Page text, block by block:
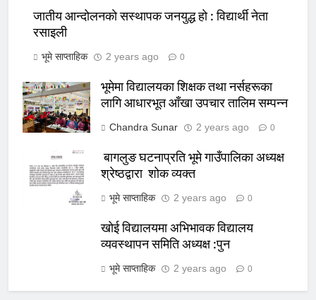
जातीय आन्दोलनकाे सस्थापक जनयुद्ध हाे : विद्यार्थी नेता
रसाइली
भूमे साप्ताहिक 2 years ago 0
भूमेमा विद्यालयका शिक्षक तथा नर्सहरूका
लागि आधारभूत आँखा उपचार तालिम सम्पन्न
Chandra Sunar 2 years ago 0
बागलुङ घटनाप्रति भूमे गाउँपालिका अध्यक्ष
श्रेष्ठद्वारा शोक व्यक्त
भूमे साप्ताहिक 2 years ago 0
खोई विद्यालयमा अभिभावक विद्यालय
व्यवस्थापन समिति अध्यक्ष :पुन
भूमे साप्ताहिक 2 years ago 0